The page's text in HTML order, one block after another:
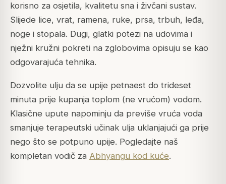
korisno za osjetila, kvalitetu sna i živčani sustav.
Slijede lice, vrat, ramena, ruke, prsa, trbuh, leđa,
noge i stopala. Dugi, glatki potezi na udovima i
nježni kružni pokreti na zglobovima opisuju se kao
odgovarajuća tehnika.
Dozvolite ulju da se upije petnaest do trideset
minuta prije kupanja toplom (ne vrućom) vodom.
Klasične upute napominju da previše vruća voda
smanjuje terapeutski učinak ulja uklanjajući ga prije
nego što se potpuno upije. Pogledajte naš
kompletan vodič za Abhyangu kod kuće.